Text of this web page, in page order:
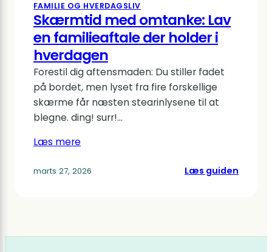
FAMILIE OG HVERDAGSLIV
Skærmtid med omtanke: Lav
en familieaftale der holder i
hverdagen
Forestil dig aftensmaden: Du stiller fadet
på bordet, men lyset fra fire forskellige
skærme får næsten stearinlysene til at
blegne. ding! surr!…
Læs mere
marts 27, 2026 Læs guiden
en